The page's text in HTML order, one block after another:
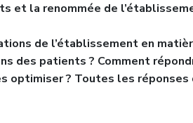
et la renommée de
de l’établissement en
des patients ? Comment
optimiser ? Toutes les réponses